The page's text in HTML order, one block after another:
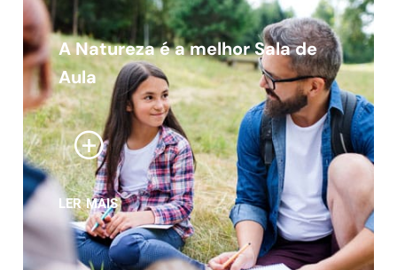
A Natureza é a melhor Sala de
Aula
LER MAIS